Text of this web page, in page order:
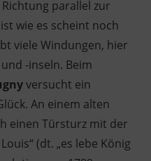
parallel zur
wie es scheint noch
viele Windungen, hier
-inseln. Beim
versucht ein
An einem alten
einen Türsturz mit der
(dt. „es lebe König